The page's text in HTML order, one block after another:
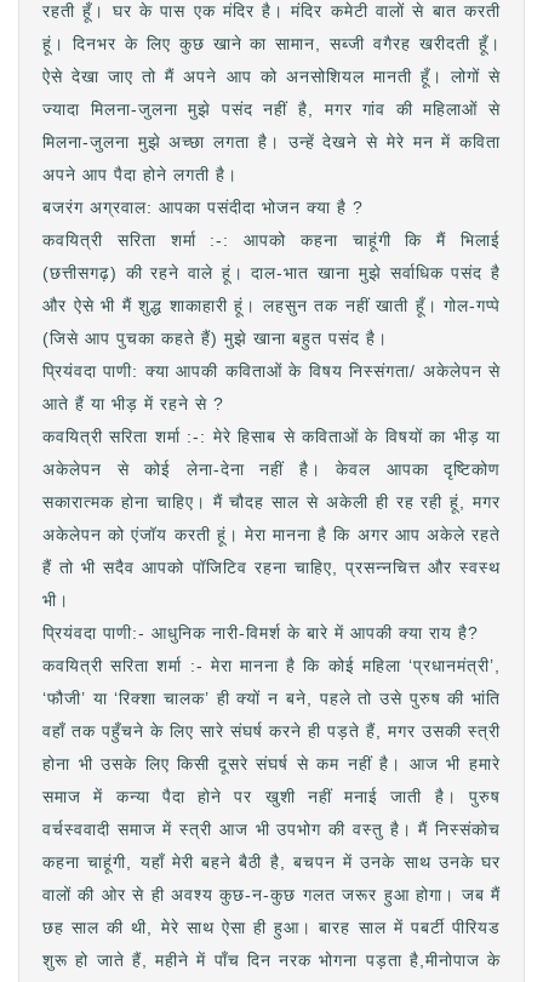
रहती हूँ। घर के पास एक मंदिर है। मंदिर कमेटी वालों से बात करती
हूं। दिनभर के लिए कुछ खाने का सामान, सब्जी वगैरह खरीदती हूँ।
ऐसे देखा जाए तो मैं अपने आप को अनसोशियल मानती हूँ। लोगों से
ज्यादा मिलना-जुलना मुझे पसंद नहीं है, मगर गांव की महिलाओं से
मिलना-जुलना मुझे अच्छा लगता है। उन्हें देखने से मेरे मन में कविता
अपने आप पैदा होने लगती है।
बजरंग अग्रवाल: आपका पसंदीदा भोजन क्या है ?
कवयित्री सरिता शर्मा :-: आपको कहना चाहूंगी कि मैं भिलाई
(छत्तीसगढ़) की रहने वाले हूं। दाल-भात खाना मुझे सर्वाधिक पसंद है
और ऐसे भी मैं शुद्ध शाकाहारी हूं। लहसुन तक नहीं खाती हूँ। गोल-गप्पे
(जिसे आप पुचका कहते हैं) मुझे खाना बहुत पसंद है।
प्रियंवदा पाणी: क्या आपकी कविताओं के विषय निस्संगता/ अकेलेपन से
आते हैं या भीड़ में रहने से ?
कवयित्री सरिता शर्मा :-: मेरे हिसाब से कविताओं के विषयों का भीड़ या
अकेलेपन से कोई लेना-देना नहीं है। केवल आपका दृष्टिकोण
सकारात्मक होना चाहिए। मैं चौदह साल से अकेली ही रह रही हूं, मगर
अकेलेपन को एंजॉय करती हूं। मेरा मानना है कि अगर आप अकेले रहते
हैं तो भी सदैव आपको पॉजिटिव रहना चाहिए, प्रसन्नचित्त और स्वस्थ
भी।
प्रियंवदा पाणी:- आधुनिक नारी-विमर्श के बारे में आपकी क्या राय है?
कवयित्री सरिता शर्मा :- मेरा मानना है कि कोई महिला ‘प्रधानमंत्री’,
‘फौजी’ या ‘रिक्शा चालक’ ही क्यों न बने, पहले तो उसे पुरुष की भांति
वहाँ तक पहुँचने के लिए सारे संघर्ष करने ही पड़ते हैं, मगर उसकी स्त्री
होना भी उसके लिए किसी दूसरे संघर्ष से कम नहीं है। आज भी हमारे
समाज में कन्या पैदा होने पर खुशी नहीं मनाई जाती है। पुरुष
वर्चस्ववादी समाज में स्त्री आज भी उपभोग की वस्तु है। मैं निस्संकोच
कहना चाहूंगी, यहाँ मेरी बहने बैठी है, बचपन में उनके साथ उनके घर
वालों की ओर से ही अवश्य कुछ-न-कुछ गलत जरूर हुआ होगा। जब मैं
छह साल की थी, मेरे साथ ऐसा ही हुआ। बारह साल में पबर्टी पीरियड
शुरू हो जाते हैं, महीने में पाँच दिन नरक भोगना पड़ता है,मीनोपाज के